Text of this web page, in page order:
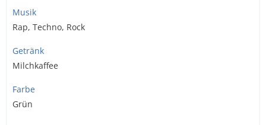
Musik
Rap, Techno, Rock
Getränk
Milchkaffee
Farbe
Grün